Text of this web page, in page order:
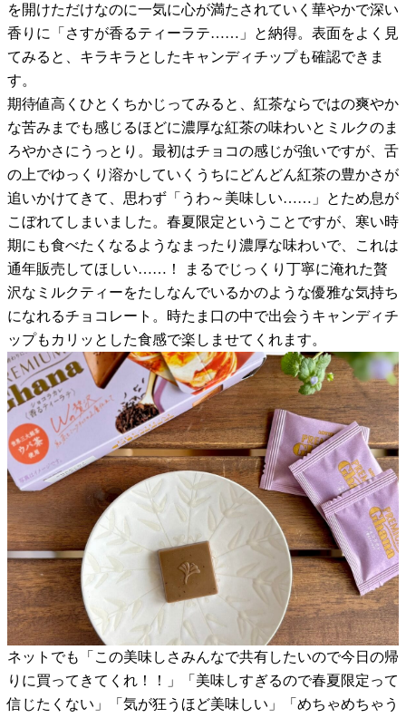
を開けただけなのに一気に心が満たされていく華やかで深い
香りに「さすが香るティーラテ……」と納得。表面をよく見
てみると、キラキラとしたキャンディチップも確認できま
す。
期待値高くひとくちかじってみると、紅茶ならではの爽やか
な苦みまでも感じるほどに濃厚な紅茶の味わいとミルクのま
ろやかさにうっとり。最初はチョコの感じが強いですが、舌
の上でゆっくり溶かしていくうちにどんどん紅茶の豊かさが
追いかけてきて、思わず「うわ～美味しい……」とため息が
こぼれてしまいました。春夏限定ということですが、寒い時
期にも食べたくなるようなまったり濃厚な味わいで、これは
通年販売してほしい……！ まるでじっくり丁寧に淹れた贅
沢なミルクティーをたしなんでいるかのような優雅な気持ち
になれるチョコレート。時たま口の中で出会うキャンディチ
ップもカリッとした食感で楽しませてくれます。
ネットでも「この美味しさみんなで共有したいので今日の帰
りに買ってきてくれ！！」「美味しすぎるので春夏限定って
信じたくない」「気が狂うほど美味しい」「めちゃめちゃう